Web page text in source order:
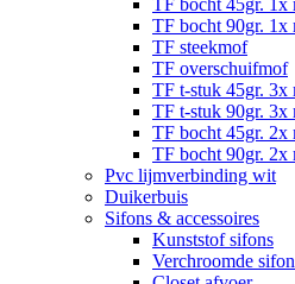
TF bocht 45gr. 1x
TF bocht 90gr. 1x
TF steekmof
TF overschuifmof
TF t-stuk 45gr. 3x
TF t-stuk 90gr. 3x
TF bocht 45gr. 2x
TF bocht 90gr. 2x
Pvc lijmverbinding wit
Duikerbuis
Sifons & accessoires
Kunststof sifons
Verchroomde